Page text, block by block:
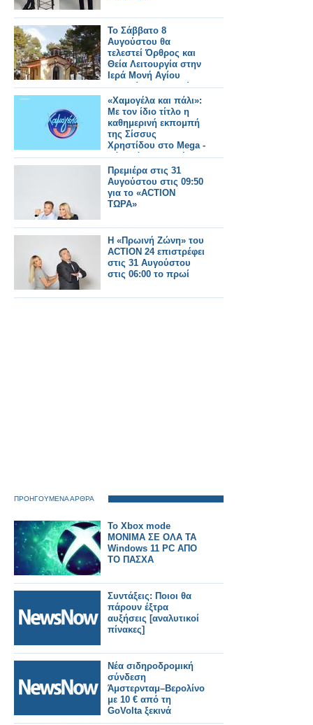
Το Σάββατο 8
Αυγούστου θα
τελεστεί Όρθρος και
Θεία Λειτουργία στην
Ιερά Μονή Αγίου
Γεωργίου Αστακού
στις 07:00 το πρωί.
«Χαμογέλα και πάλι»:
Με τον ίδιο τίτλο η
καθημερινή εκπομπή
της Σίσσυς
Χρηστίδου στο Mega -
Πότε κάνει πρεμιέρα;
Πρεμιέρα στις 31
Αυγούστου στις 09:50
για το «ACTION
ΤΩΡΑ»
Η «Πρωινή Ζώνη» του
ACTION 24 επιστρέφει
στις 31 Αυγούστου
στις 06:00 το πρωί
ΠΡΟΗΓΟΥΜΕΝΑ ΑΡΘΡΑ
Το Xbox mode
ΜΟΝΙΜΑ ΣΕ ΟΛΑ ΤΑ
Windows 11 PC ΑΠΟ
ΤΟ ΠΑΣΧΑ
Συντάξεις: Ποιοι θα
πάρουν έξτρα
αυξήσεις [αναλυτικοί
πίνακες]
Νέα σιδηροδρομική
σύνδεση
Άμστερνταμ–Βερολίνο
με 10 € από τη
GoVolta ξεκινά